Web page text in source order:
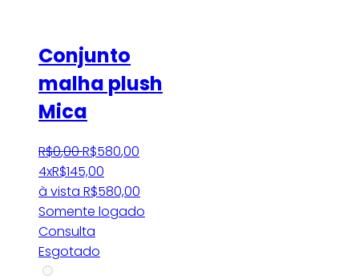
Conjunto
malha plush
Mica
R$0,00R$580,00
4xR$145,00
à vista R$580,00
Somente logado
Consulta
Esgotado